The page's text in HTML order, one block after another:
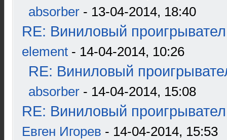
absorber - 13-04-2014, 18:40
RE: Виниловый
element - 14-04-2014, 10:26
RE: Виниловый
absorber - 14-04-2014, 15:08
RE: Виниловый
Евген Игорев - 14-04-2014, 15:53